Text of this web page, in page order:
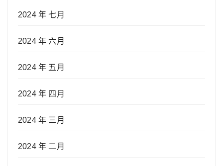
2024 年 七月
2024 年 六月
2024 年 五月
2024 年 四月
2024 年 三月
2024 年 二月